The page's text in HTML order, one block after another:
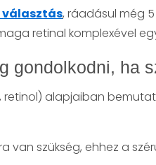
választás, ráadásul még
retinal komplexével
gondolkodni, ha
alapjaiban
szükség, ehhez a